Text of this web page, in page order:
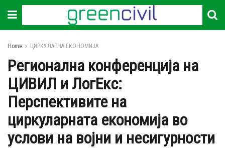
Home ЦИРКУЛАРНА ЕКОНОМИЈА
Регионална конференција на
ЦИВИЛ и ЛогЕкс:
Перспективите на
циркуларната економија во
услови на војни и несигурности